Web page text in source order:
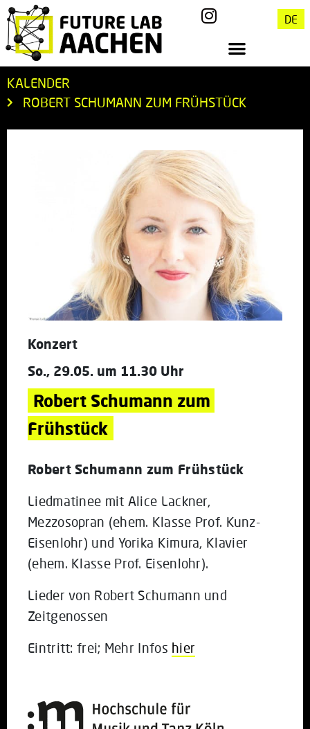
DE
KALENDER
ROBERT SCHUMANN ZUM FRÜHSTÜCK
Konzert
So., 29.05. um 11.30 Uhr
Robert Schumann zum
Frühstück
Robert Schumann zum Frühstück
Liedmatinee mit Alice Lackner,
Mezzosopran (ehem. Klasse Prof. Kunz-
Eisenlohr) und Yorika Kimura, Klavier
(ehem. Klasse Prof. Eisenlohr).
Lieder von Robert Schumann und
Zeitgenossen
Eintritt: frei; Mehr Infos hier